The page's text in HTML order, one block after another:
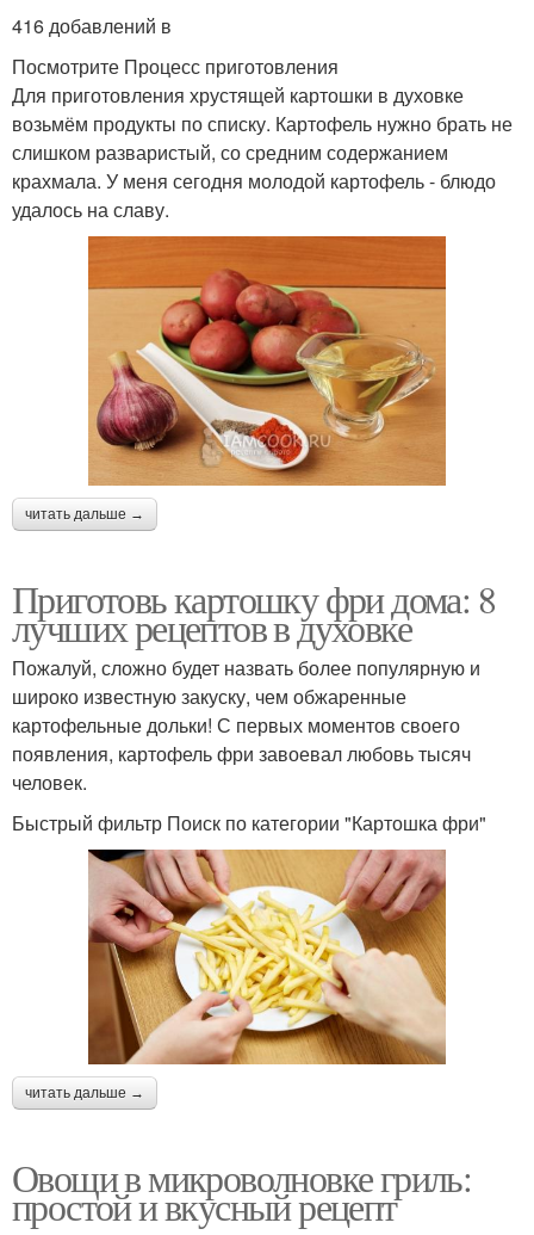
416 добавлений в
Посмотрите Процесс приготовления
Для приготовления хрустящей картошки в духовке
возьмём продукты по списку. Картофель нужно брать не
слишком разваристый, со средним содержанием
крахмала. У меня сегодня молодой картофель - блюдо
удалось на славу.
читать дальше →
Приготовь картошку фри дома: 8
лучших рецептов в духовке
Пожалуй, сложно будет назвать более популярную и
широко известную закуску, чем обжаренные
картофельные дольки! С первых моментов своего
появления, картофель фри завоевал любовь тысяч
человек.
Быстрый фильтр Поиск по категории "Картошка фри"
читать дальше →
Овощи в микроволновке гриль:
простой и вкусный рецепт